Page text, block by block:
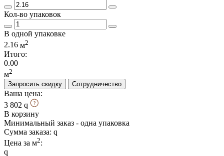
Кол-во упаковок
В одной упаковке
2.16 м2
Итого:
0.00
м2
Запросить скидку
Сотрудничество
Ваша цена:
3 802
В корзину
Минимальный заказ - одна упаковка
Сумма заказа:
Цена за м2: